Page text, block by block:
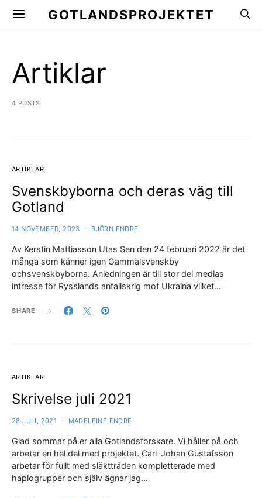
GOTLANDSPROJEKTET
Artiklar
4 POSTS
ARTIKLAR
Svenskbyborna och deras väg till
Gotland
14 NOVEMBER, 2023 BJÖRN ENDRE
Av Kerstin Mattiasson Utas Sen den 24 februari 2022 är det
många som känner igen Gammalsvenskby
ochsvenskbyborna. Anledningen är till stor del medias
intresse för Rysslands anfallskrig mot Ukraina vilket…
SHARE
ARTIKLAR
Skrivelse juli 2021
28 JULI, 2021 MADELEINE ENDRE
Glad sommar på er alla Gotlandsforskare. Vi håller på och
arbetar en hel del med projektet. Carl-Johan Gustafsson
arbetar för fullt med släktträden kompletterade med
haplogrupper och själv ägnar jag…